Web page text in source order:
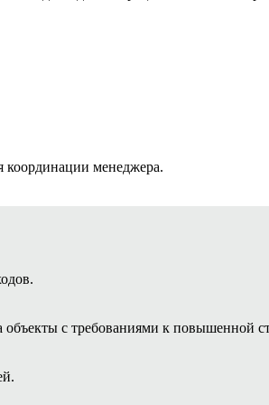
координации менеджера.
с требованиями к повышенной